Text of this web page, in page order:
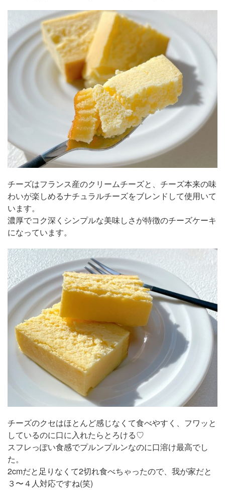
チーズはフランス産のクリームチーズと、チーズ本来の味
わいが楽しめるナチュラルチーズをブレンドして使用いて
います。
濃厚でコク深くシンプルな美味しさが特徴のチーズケーキ
になっています。
チーズのクセはほとんど感じなくて食べやすく、フワッと
しているのに口に入れたらとろける♡
スフレっぽい食感でプルンプルンなのに口溶け最高でし
た。
2cmだと足りなくて2切れ食べちゃったので、我が家だと
３〜４人対応ですね(笑)